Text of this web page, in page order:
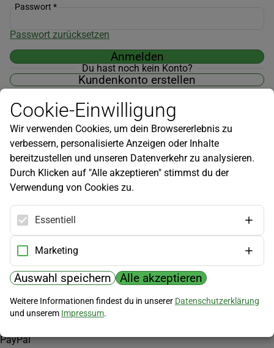
Passwort *
Passwort zurücksetzen
Anmelden
Du hast noch kein Konto?
Kundenkonto erstellen
Newsletter
Infos zu neuen Produkten, Gartentipps und mehr findest du in
unserem Newsletter!
Jetzt anmelden
Hilfe
Kundenservice
Widerrufsbelehrung
Zahlungsmöglichkeiten
PayPal
Cookie-Einwilligung
Wir verwenden Cookies, um dein Browsererlebnis zu
verbessern, personalisierte Anzeigen oder Inhalte
bereitzustellen und unseren Datenverkehr zu analysieren.
Durch Klicken auf "Alle akzeptieren" stimmst du der
Verwendung von Cookies zu.
Essentiell
Marketing
Auswahl speichern Alle akzeptieren
Weitere Informationen findest du in unserer Datenschutzerklärung
und unserem Impressum.